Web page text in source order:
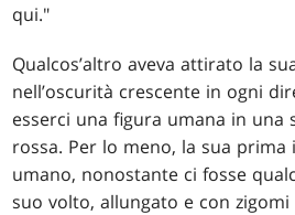
qui."
Qualcos’altro aveva attirato la
nell’oscurità crescente in ogni
esserci una figura umana in una
rossa. Per lo meno, la sua
umano, nonostante ci fosse
suo volto, allungato e con zigomi